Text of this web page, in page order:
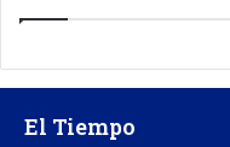
El Tiempo